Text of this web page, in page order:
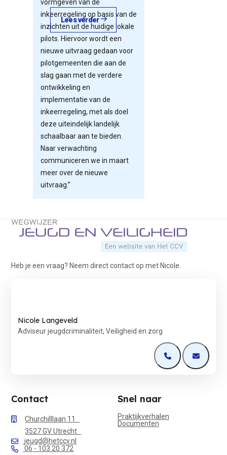
vormgeven van de
inkeerregeling op basis van de
inzichten uit de huidige lokale
pilots. Hiervoor wordt een
nieuwe uitvraag gedaan voor
pilotgemeenten die aan de
slag gaan met de verdere
ontwikkeling en
implementatie van de
inkeerregeling, met als doel
deze uiteindelijk landelijk
schaalbaar aan te bieden.
Naar verwachting
communiceren we in maart
meer over de nieuwe
uitvraag.”
Lees verder
Terug naar de startpagina
Heb je een vraag? Neem direct contact op met Nicole.
Nicole Langeveld
Adviseur jeugdcriminaliteit, Veiligheid en zorg
Open deOpen de
Contact
Churchilllaan 11
3527 GV Utrecht
jeugd@hetccv.nl
06 - 103 20 372
Snel naar
Praktijkverhalen
Documenten